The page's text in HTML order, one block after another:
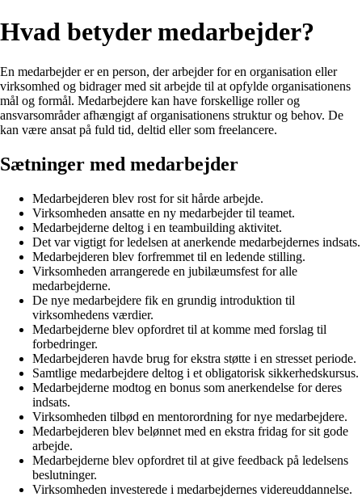
Hvad betyder medarbejder?
En medarbejder er en person, der arbejder for en organisation eller
virksomhed og bidrager med sit arbejde til at opfylde organisationens
mål og formål. Medarbejdere kan have forskellige roller og
ansvarsområder afhængigt af organisationens struktur og behov. De
kan være ansat på fuld tid, deltid eller som freelancere.
Sætninger med medarbejder
Medarbejderen blev rost for sit hårde arbejde.
Virksomheden ansatte en ny medarbejder til teamet.
Medarbejderne deltog i en teambuilding aktivitet.
Det var vigtigt for ledelsen at anerkende medarbejdernes indsats.
Medarbejderen blev forfremmet til en ledende stilling.
Virksomheden arrangerede en jubilæumsfest for alle
medarbejderne.
De nye medarbejdere fik en grundig introduktion til
virksomhedens værdier.
Medarbejderne blev opfordret til at komme med forslag til
forbedringer.
Medarbejderen havde brug for ekstra støtte i en stresset periode.
Samtlige medarbejdere deltog i et obligatorisk sikkerhedskursus.
Medarbejderne modtog en bonus som anerkendelse for deres
indsats.
Virksomheden tilbød en mentorordning for nye medarbejdere.
Medarbejderen blev belønnet med en ekstra fridag for sit gode
arbejde.
Medarbejderne blev opfordret til at give feedback på ledelsens
beslutninger.
Virksomheden investerede i medarbejdernes videreuddannelse.